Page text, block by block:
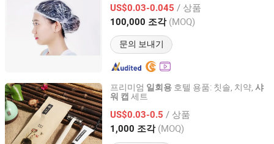
US$0.03-0.045 / 상품
100,000 조각 (MOQ)
문의 보내기
Hubei, China 이후 2024
프리미엄 일회용 호텔 용품: 칫솔, 치약, 샤
워 캡 세트
US$0.03-0.5 / 상품
1,000 조각 (MOQ)
Shenzhen Sachikoo Yongfa Technology Co., Ltd.
Guangdong, China 이후 2024